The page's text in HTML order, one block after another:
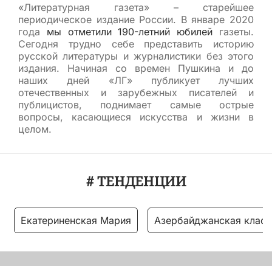
«Литературная газета» – старейшее
периодическое издание России. В январе 2020
года мы отметили 190-летний юбилей газеты.
Сегодня трудно себе представить историю
русской литературы и журналистики без этого
издания. Начиная со времен Пушкина и до
наших дней «ЛГ» публикует лучших
отечественных и зарубежных писателей и
публицистов, поднимает самые острые
вопросы, касающиеся искусства и жизни в
целом.
# ТЕНДЕНЦИИ
Екатериненская Мария Азербайджанская